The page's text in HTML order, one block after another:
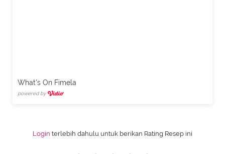
What's On Fimela
powered by
Login terlebih dahulu untuk berikan Rating Resep ini